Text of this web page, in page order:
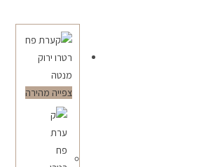
צפייה מהירה